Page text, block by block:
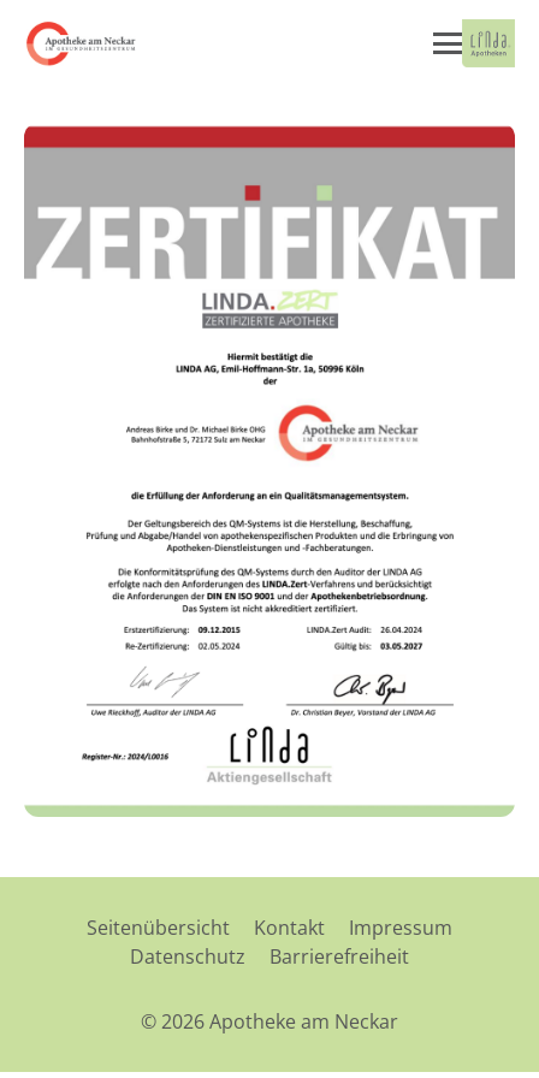
Seitenübersicht Kontakt
Impressum
Datenschutz
Barrierefreiheit
© 2026 Apotheke am Neckar